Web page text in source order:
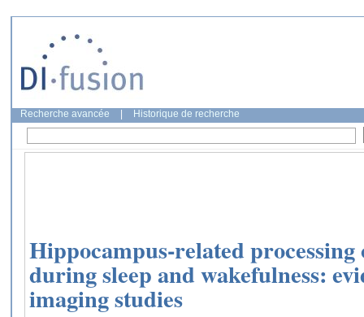
Recherche avancée Historique de recherche
Hippocampus-related
during sleep and wakefulness:
imaging studies